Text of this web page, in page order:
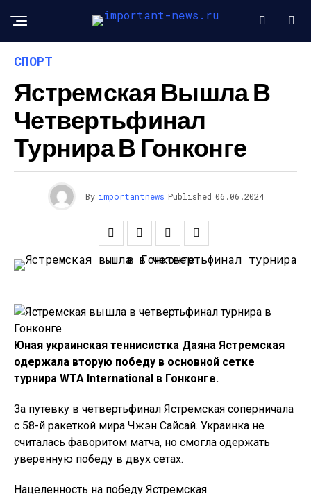
СПОРТ
Ястремская Вышла В
Четвертьфинал
Турнира В Гонконге
By importantnews Published 06.06.2024
Юная украинская теннисистка Даяна Ястремская
одержала вторую победу в основной сетке
турнира WTA International в Гонконге.
За путевку в четвертьфинал Ястремская соперничала
с 58-й ракеткой мира Чжэн Сайсай. Украинка не
считалась фаворитом матча, но смогла одержать
уверенную победу в двух сетах.
Нацеленность на победу Ястремская